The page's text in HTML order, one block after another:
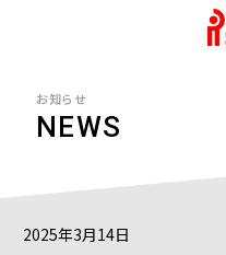
お知らせ
NEWS
2025年3月14日